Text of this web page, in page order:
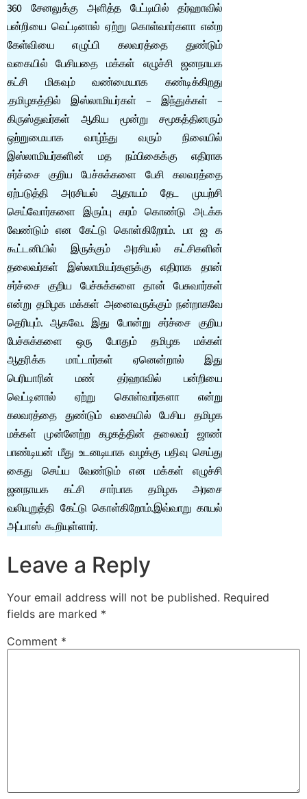
360 சேனலுக்கு அளித்த பேட்டியில் தர்ஹாவில்
பன்றியை வெட்டினால் ஏற்று கொள்வார்களா என்ற
கேள்வியை எழுப்பி கலவரத்தை துண்டும்
வகையில் பேசியதை மக்கள் எழுச்சி ஜனநாயக
கட்சி மிகவும் வண்மையாக கண்டிக்கிறது
.தமிழகத்தில் இஸ்லாமியர்கள் – இந்துக்கள் –
கிருஸ்துவர்கள் ஆகிய மூன்று சமூகத்தினரும்
ஒற்றுமையாக வாழ்ந்து வரும் நிலையில்
இஸ்லாமியர்களின் மத நம்பிகைக்கு எதிராக
சர்ச்சை குறிய பேச்சுக்களை பேசி கலவரத்தை
ஏற்படுத்தி அரசியல் ஆதாயம் தேட முயற்சி
செய்வோர்களை இரும்பு கரம் கொண்டு அடக்க
வேண்டும் என கேட்டு கொள்கிறோம். பா ஜ க
கூட்டனியில் இருக்கும் அரசியல் கட்சிகளின்
தலைவர்கள் இஸ்லாமியர்களுக்கு எதிராக தான்
சர்ச்சை குறிய பேச்சுக்களை தான் பேசுவார்கள்
என்று தமிழக மக்கள் அனைவருக்கும் நன்றாகவே
தெரியும். ஆகவே. இது போன்று சர்ச்சை குறிய
பேச்சுக்களை ஒரு போதும் தமிழக மக்கள்
ஆதரிக்க மாட்டார்கள் ஏனென்றால் இது
பெரியாரின் மண் தர்ஹாவில் பன்றியை
வெட்டினால் ஏற்று கொள்வார்களா என்று
கலவரத்தை துண்டும் வகையில் பேசிய தமிழக
மக்கள் முன்னேற்ற கழகத்தின் தலைவர் ஜாண்
பாண்டியன் மீது உடனடியாக வழக்கு பதிவு செய்து
கைது செய்ய வேண்டும் என மக்கள் எழுச்சி
ஜனநாயக கட்சி சார்பாக தமிழக அரசை
வலியுறுத்தி கேட்டு கொள்கிறோம்.இவ்வாறு காயல்
அப்பாஸ் கூறியுள்ளார்.
Leave a Reply
Your email address will not be published. Required
fields are marked *
Comment *